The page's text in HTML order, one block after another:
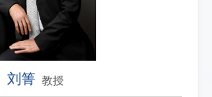
刘箐 教授